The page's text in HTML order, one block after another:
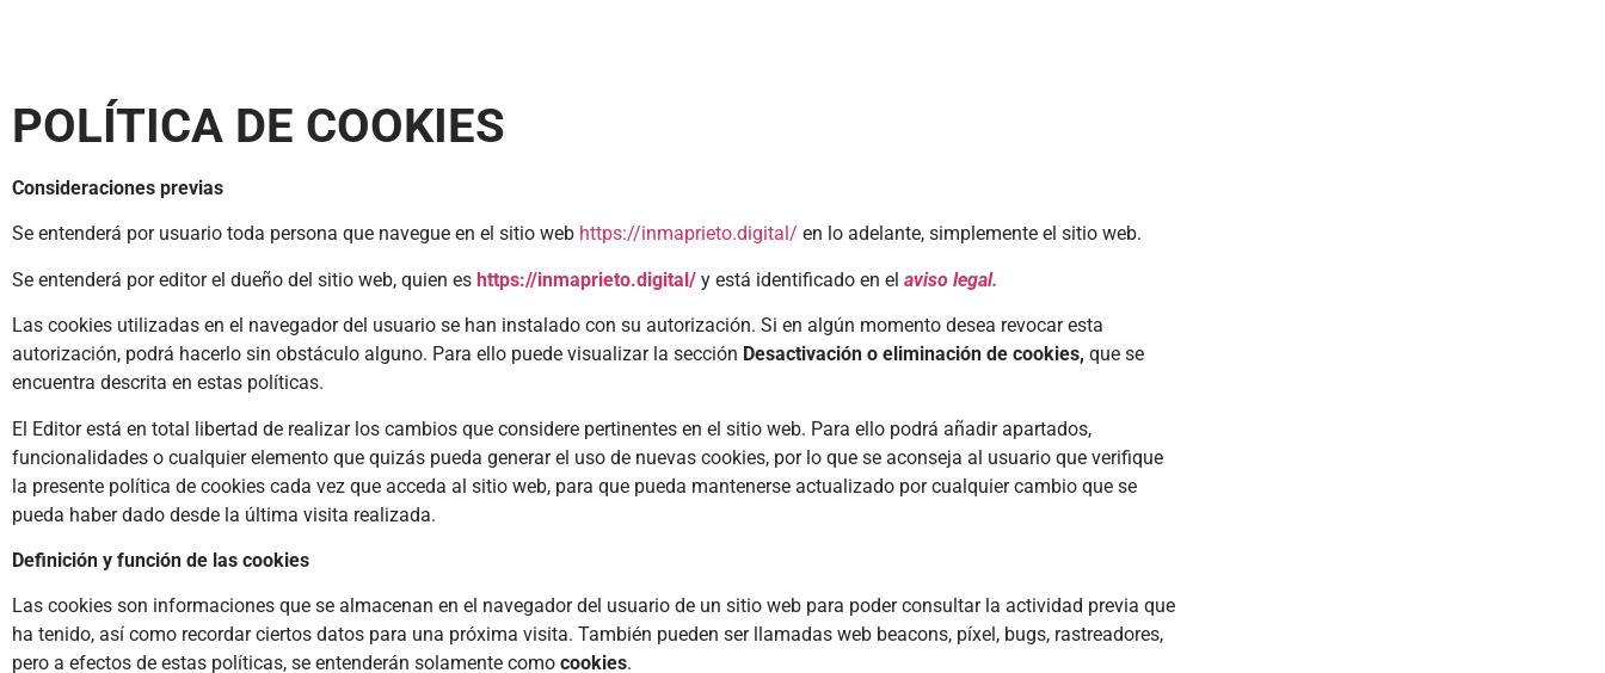
POLÍTICA DE COOKIES
Consideraciones previas
Se entenderá por usuario toda persona que navegue en el sitio web https://inmaprieto.digital/ en lo adelante, simplemente el sitio web.
Se entenderá por editor el dueño del sitio web, quien es https://inmaprieto.digital/ y está identificado en el aviso legal.
Las cookies utilizadas en el navegador del usuario se han instalado con su autorización. Si en algún momento desea revocar esta
autorización, podrá hacerlo sin obstáculo alguno. Para ello puede visualizar la sección Desactivación o eliminación de cookies, que se
encuentra descrita en estas políticas.
El Editor está en total libertad de realizar los cambios que considere pertinentes en el sitio web. Para ello podrá añadir apartados,
funcionalidades o cualquier elemento que quizás pueda generar el uso de nuevas cookies, por lo que se aconseja al usuario que verifique
la presente política de cookies cada vez que acceda al sitio web, para que pueda mantenerse actualizado por cualquier cambio que se
pueda haber dado desde la última visita realizada.
Definición y función de las cookies
Las cookies son informaciones que se almacenan en el navegador del usuario de un sitio web para poder consultar la actividad previa que
ha tenido, así como recordar ciertos datos para una próxima visita. También pueden ser llamadas web beacons, píxel, bugs, rastreadores,
pero a efectos de estas políticas, se entenderán solamente como cookies.